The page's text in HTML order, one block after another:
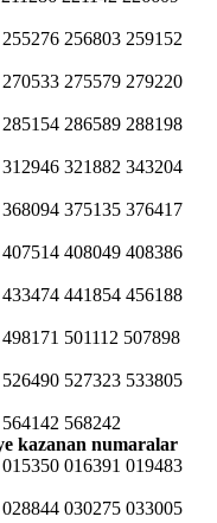
256803 259152
275579 279220
286589 288198
321882 343204
375135 376417
408049 408386
441854 456188
501112 507898
527323 533805
568242
kazanan numaralar
016391 019483
030275 033005